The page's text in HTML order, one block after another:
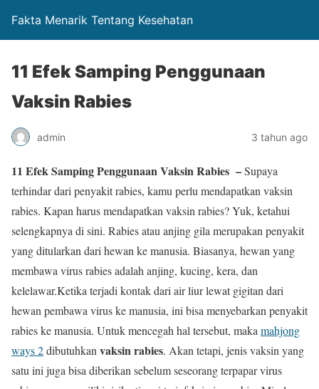
Fakta Menarik Tentang Kesehatan
11 Efek Samping Penggunaan
Vaksin Rabies
admin 3 tahun ago
11 Efek Samping Penggunaan Vaksin Rabies –Supaya
terhindar dari penyakit rabies, kamu perlu mendapatkan vaksin
rabies. Kapan harus mendapatkan vaksin rabies? Yuk, ketahui
selengkapnya di sini. Rabies atau anjing gila merupakan penyakit
yang ditularkan dari hewan ke manusia. Biasanya, hewan yang
membawa virus rabies adalah anjing, kucing, kera, dan
kelelawar.Ketika terjadi kontak dari air liur lewat gigitan dari
hewan pembawa virus ke manusia, ini bisa menyebarkan penyakit
rabies ke manusia. Untuk mencegah hal tersebut, maka mahjong
ways 2dibutuhkan vaksin rabies. Akan tetapi, jenis vaksin yang
satu ini juga bisa diberikan sebelum seseorang terpapar virus